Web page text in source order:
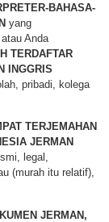
BAHASA-
yang
Anda
TERDAFTAR
INGGRIS
pribadi, kolega
TERJEMAHAN
JERMAN
legal,
(murah itu relatif),
JERMAN,